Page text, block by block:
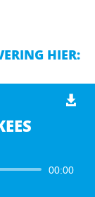
HIER:
00:00